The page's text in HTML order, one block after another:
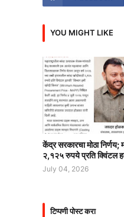
YOU MIGHT LIKE
केंद्र सरकारचा मोठा निर्णय;
२,१२५ रुपये प्रति क्विंटल
July 04, 2026
टिप्पणी पोस्ट करा